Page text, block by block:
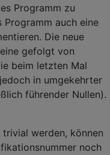
Programm zu
Programm auch eine
Die neue
gefolgt von
beim letzten Mal
in umgekehrter
führender Nullen).
werden, können
noch